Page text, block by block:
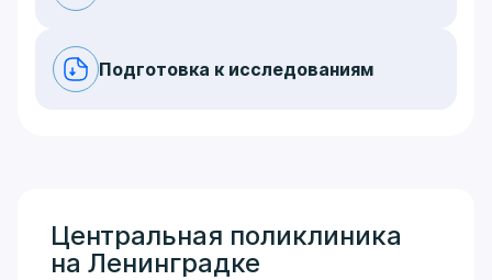
Подготовка к исследованиям
Центральная поликлиника
на Ленинградке